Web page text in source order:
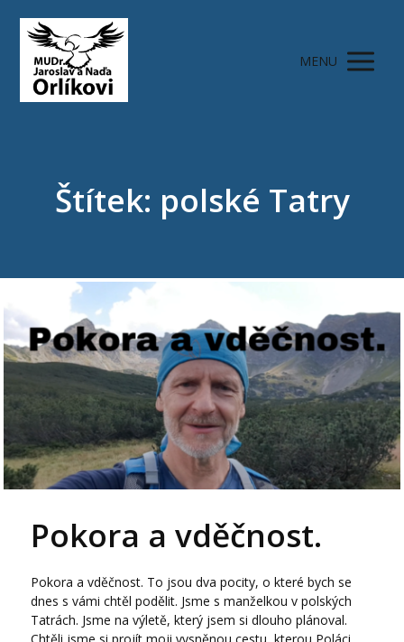
MENU
Štítek: polské Tatry
Pokora a vděčnost.
Pokora a vděčnost. To jsou dva pocity, o které bych se
dnes s vámi chtěl podělit. Jsme s manželkou v polských
Tatrách. Jsme na výletě, který jsem si dlouho plánoval.
Chtěli jsme si projít moji vysněnou cestu, kterou Poláci